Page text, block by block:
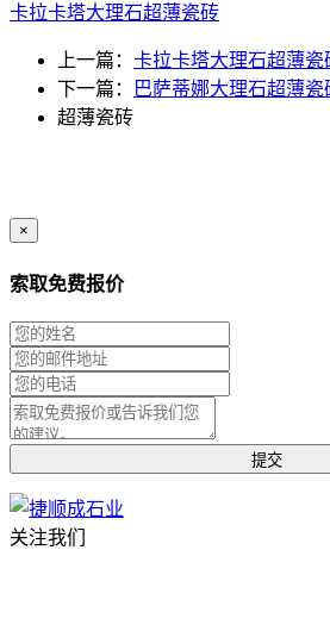
卡拉卡塔大理石超薄瓷砖
上一篇： 卡拉卡塔大理石超薄瓷
下一篇：
巴萨蒂娜大理石超薄瓷
超薄瓷砖
×
索取免费报价
关注我们